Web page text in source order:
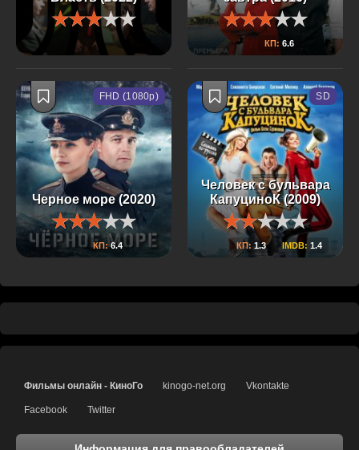
КП: 6.6
Черное море (2020)
КП:6.4
FHD (1080p)
Человек с бульвара
КапуциноК (2009)
КП: 1.3 IMDB: 1.4
SD
Фильмы онлайн - КиноГо kinogo-net.org Vkontakte
Facebook Twitter